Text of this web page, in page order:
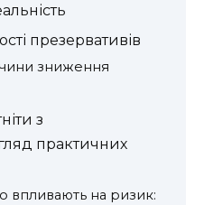
презервативів
зниження
з
практичних
впливають на ризик: